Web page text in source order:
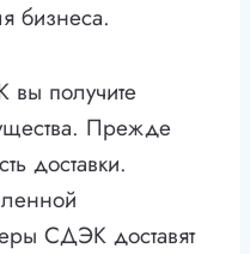
бизнеса.
получите
Прежде
доставки.
СДЭК доставят